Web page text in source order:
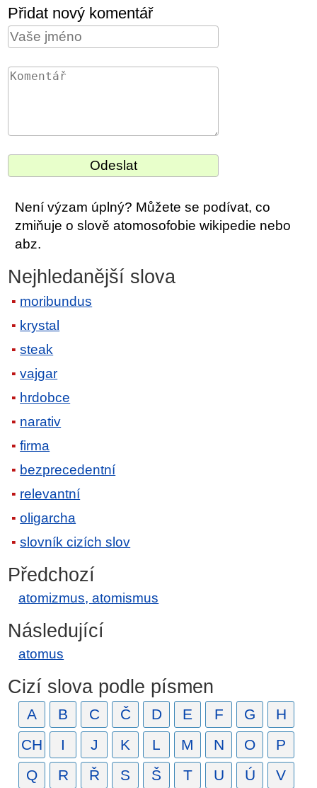
Přidat nový komentář
Není výzam úplný? Můžete se podívat, co
zmiňuje o slově atomosofobie wikipedie nebo
abz.
Nejhledanější slova
moribundus
krystal
steak
vajgar
hrdobce
narativ
firma
bezprecedentní
relevantní
oligarcha
slovník cizích slov
Předchozí
atomizmus, atomismus
Následující
atomus
Cizí slova podle písmen
A B C Č D E F G
H
CH
I J K L M N O
P
Q
R Ř S Š T U Ú V